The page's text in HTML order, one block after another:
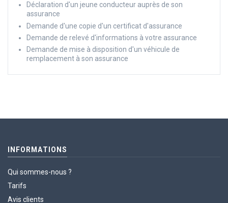
Déclaration d'un jeune conducteur auprès de son
assurance
Demande d'une copie d'un certificat d'assurance
Demande de relevé d'informations à votre assurance
Demande de mise à disposition d'un véhicule de
remplacement à son assurance
INFORMATIONS
Qui sommes-nous ?
Tarifs
Avis clients